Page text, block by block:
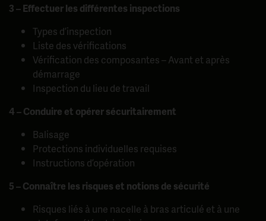
3 – Effectuer les différentes inspections
Types d’inspection
Liste des vérifications
Vérification des composantes – Avant et après
démarrage
Inspection du lieu de travail
4 – Conduire et opérer sécuritairement
Balisage
Protections individuelles requises
Instructions d’opération
5 – Connaître les risques et notions de sécurité
Risques liés à une nacelle à bras articulé et à une